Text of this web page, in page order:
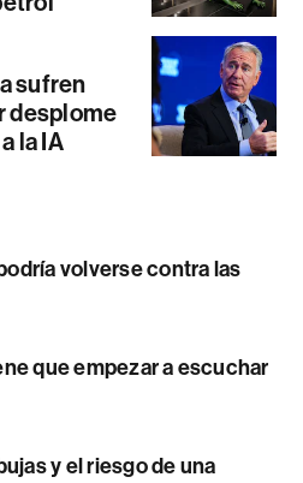
sufren
desplome
la IA
volverse contra las
que empezar a escuchar
y el riesgo de una